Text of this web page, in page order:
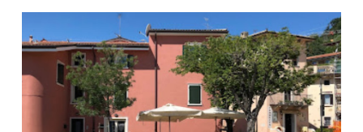
Centro storico Cavaion Veronese 2